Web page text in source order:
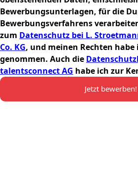
Bewerbungsunterlagen, für die
Bewerbungsverfahrens
zum Datenschutz bei L.
Co. KG, und meinen Rechten
genommen. Auch die
talentsconnect AG habe ich zur
Jetzt bewerben!